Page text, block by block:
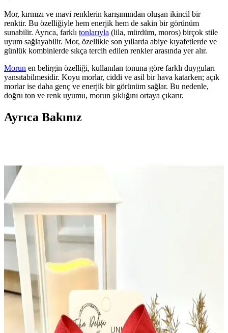
Mor, kırmızı ve mavi renklerin karışımından oluşan ikincil bir
renktir. Bu özelliğiyle hem enerjik hem de sakin bir görünüm
sunabilir. Ayrıca, farklı tonlarıyla (lila, mürdüm, moros) birçok stile
uyum sağlayabilir. Mor, özellikle son yıllarda abiye kıyafetlerde ve
günlük kombinlerde sıkça tercih edilen renkler arasında yer alır.
Morun en belirgin özelliği, kullanılan tonuna göre farklı duyguları
yansıtabilmesidir. Koyu morlar, ciddi ve asil bir hava katarken; açık
morlar ise daha genç ve enerjik bir görünüm sağlar. Bu nedenle,
doğru ton ve renk uyumu, morun şıklığını ortaya çıkarır.
Ayrıca Bakınız
Cüzdan ve çanta uyumu, işlevsellik, renk ve marka tercihleri ile
dijital ödeme sistemlerinin etkisiyle şekilleniyor. Minimalist
yaklaşımlar ve pratik çözümler öne çıkıyor.
Koyu Mor ile Uyumlu Renkler ve Stil Yaratmanın
Prensipleri
Koyu mor renk ve uyumlu tonlarla şık ve dengeli kombinasyonlar
yaparak tarzınızı geliştirin. Çanta ve ayakkabılarda
kullanabileceğiniz renk önerileriyle fark yaratın.
Mor Renk Üzerine Hangi Renkler Gider Modada
Uyum ve Kombinasyon Rehberi
Mor renk ve aksesuar uyumu için en uygun renkler, tonlara göre
kombinasyon ipuçları ve stil önerileri ile şıklığınızı tamamlayın.